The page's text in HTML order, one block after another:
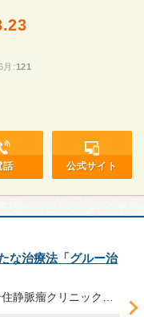
: 121
話 公式サイト
な治療法「グルー治